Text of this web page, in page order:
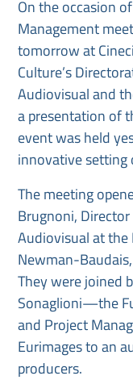
On the occasion
Management
tomorrow at
Culture’s
Audiovisual and
a presentation of
event was held
innovative setting
The meeting
Brugnoni,
Audiovisual at the
Newman-
They were joined
Sonaglioni—the
and Project
Eurimages to an
producers.